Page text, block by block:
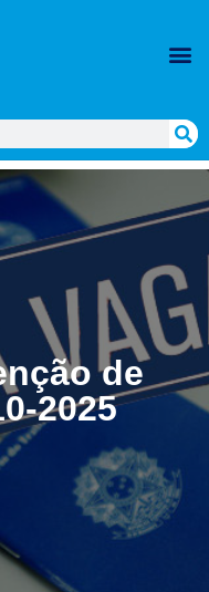
de
2025